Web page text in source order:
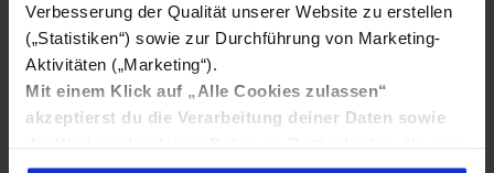
Verbesserung der Qualität unserer Website zu erstellen
(„Statistiken“) sowie zur Durchführung von Marketing-
Aktivitäten („Marketing“).
Mit einem Klick auf „Alle Cookies zulassen“
akzeptierst du die Verarbeitung deiner Daten sowie